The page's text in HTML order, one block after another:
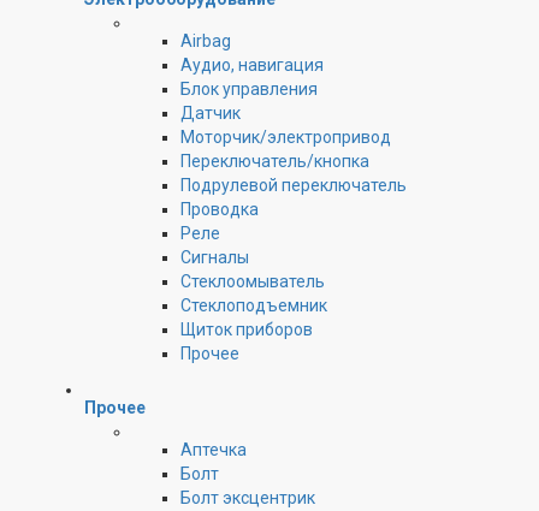
Airbag
Аудио, навигация
Блок управления
Датчик
Моторчик/электропривод
Переключатель/кнопка
Подрулевой переключатель
Проводка
Реле
Сигналы
Стеклоомыватель
Стеклоподъемник
Щиток приборов
Прочее
Прочее
Аптечка
Болт
Болт эксцентрик